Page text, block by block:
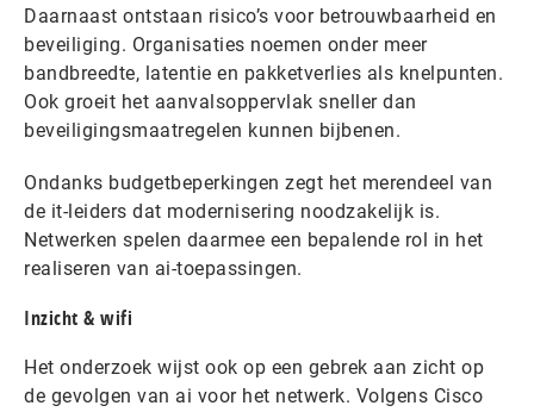
Daarnaast ontstaan risico’s voor betrouwbaarheid en
beveiliging. Organisaties noemen onder meer
bandbreedte, latentie en pakketverlies als knelpunten.
Ook groeit het aanvalsoppervlak sneller dan
beveiligingsmaatregelen kunnen bijbenen.
Ondanks budgetbeperkingen zegt het merendeel van
de it-leiders dat modernisering noodzakelijk is.
Netwerken spelen daarmee een bepalende rol in het
realiseren van ai-toepassingen.
Inzicht & wifi
Het onderzoek wijst ook op een gebrek aan zicht op
de gevolgen van ai voor het netwerk. Volgens Cisco